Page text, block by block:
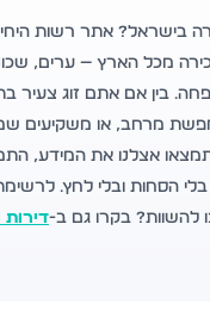
בישראל? אתר רשות
מכל הארץ — ערים,
בין אם אתם זוג צעיר
מרחב, או משקיעים
אצלנו את המידע,
הסחות ובלי לחץ.
להשוות? בקרו גם ב-